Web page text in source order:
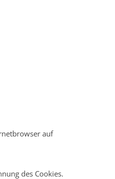
auf
des Cookies.